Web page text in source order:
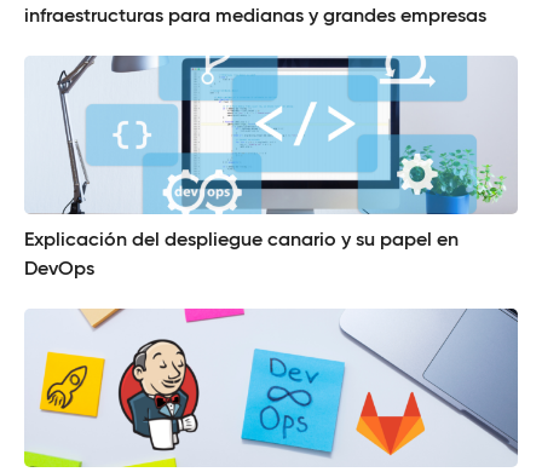
infraestructuras para medianas y grandes empresas
Explicación del despliegue canario y su papel en
DevOps